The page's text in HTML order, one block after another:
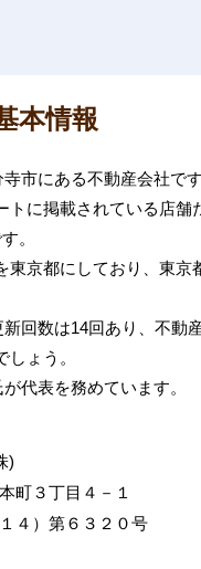
本情報
市にある不動産会社で
トに掲載されている店舗
。
東京都にしており、東京
回数は14回あり、不動
ょう。
代表を務めています。
)
町３丁目４－１
４）第６３２０号